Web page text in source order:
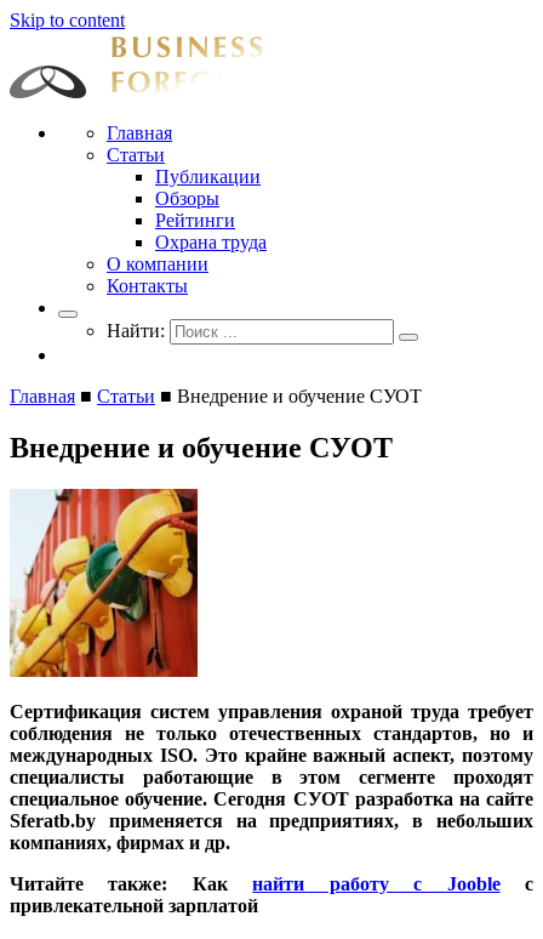
Skip to content
Businessforecast
Аналитика и прогнозирование для профессионалов
Главная
Статьи
Публикации
Обзоры
Рейтинги
Охрана труда
О компании
Контакты
Найти:
Главная ■ Статьи ■ Внедрение и обучение СУОТ
Внедрение и обучение СУОТ
Сертификация систем управления охраной труда требует
соблюдения не только отечественных стандартов, но и
международных ISO. Это крайне важный аспект, поэтому
специалисты работающие в этом сегменте проходят
специальное обучение. Сегодня СУОТ разработка на сайте
Sferatb.by применяется на предприятиях, в небольших
компаниях, фирмах и др.
Читайте также: Какнайти работу с Joobleс
привлекательной зарплатой